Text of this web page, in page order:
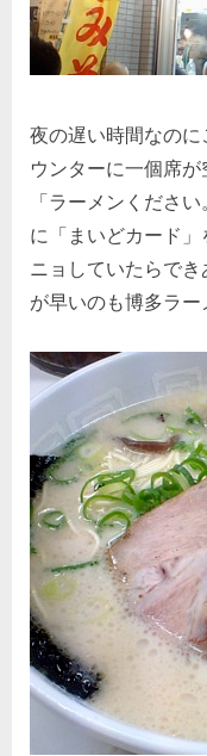
夜の遅い時間なの
ウンターに一個席
「ラーメンくださ
に「まいどカード
ニョしていたらで
が早いのも博多ラー